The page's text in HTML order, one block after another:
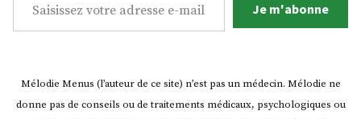
Je m'abonne
Mélodie Menus (l’auteur de ce site) n’est pas un médecin. Mélodie ne
donne pas de conseils ou de traitements médicaux, psychologiques ou